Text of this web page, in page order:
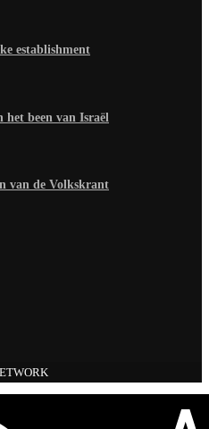
establishment
been van Israël
van de Volkskrant